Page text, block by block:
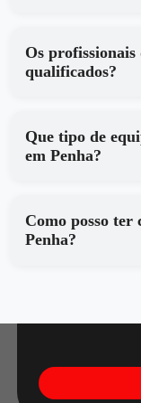
Os profissionais de em
qualificados?
Que tipo de
em Penha?
Como posso ter
Penha?